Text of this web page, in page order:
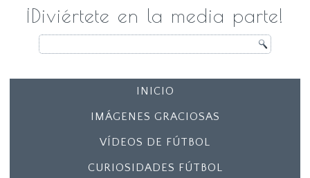
¡Diviértete en la media parte!
INICIO
IMÁGENES GRACIOSAS
VÍDEOS DE FÚTBOL
CURIOSIDADES FÚTBOL